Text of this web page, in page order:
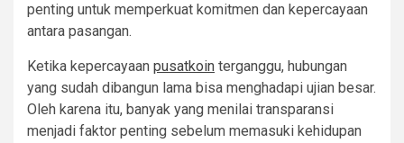
penting untuk memperkuat komitmen dan kepercayaan
antara pasangan.
Ketika kepercayaan pusatkoin terganggu, hubungan
yang sudah dibangun lama bisa menghadapi ujian besar.
Oleh karena itu, banyak yang menilai transparansi
menjadi faktor penting sebelum memasuki kehidupan